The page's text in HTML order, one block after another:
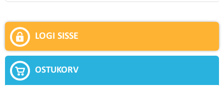
LOGI SISSE
OSTUKORV